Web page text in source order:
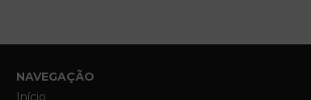
NAVEGAÇÃO
Início